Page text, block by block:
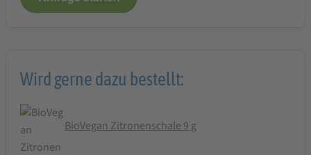
Wird gerne dazu bestellt:
BioVegan Zitronenschale 9 g